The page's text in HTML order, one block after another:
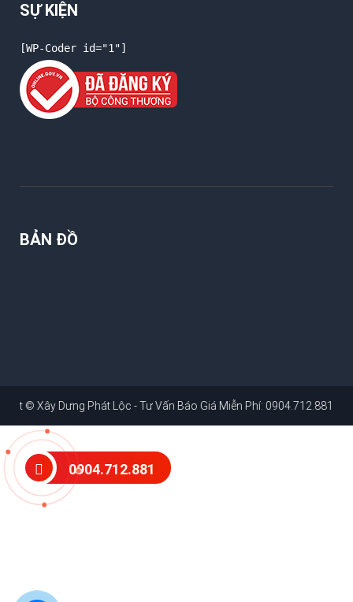
SỰ KIỆN
[WP-Coder id="1"]
BẢN ĐỒ
©Xây Dưng Phát Lộc - Tư Vấn Báo Giá Miễn Phí: 0904.712.881.
0904.712.881